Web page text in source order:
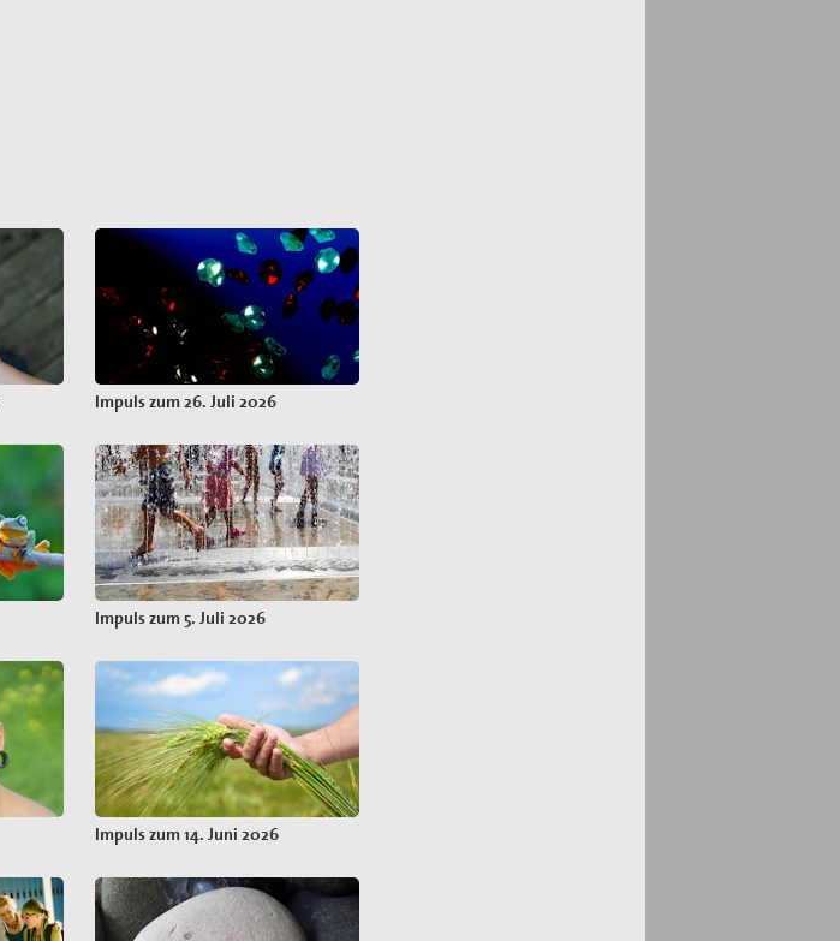
Impuls zum 26. Juli 2026
Impuls zum 5. Juli 2026
Impuls zum 14. Juni 2026